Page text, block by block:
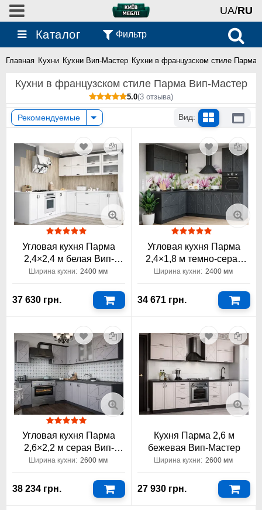
UA/RU
Каталог Фильтр
Главная Кухни Кухни Вип-Мастер Кухни в французском стиле Парма
Кухни в французском стиле Парма Вип-Мастер
5.0(3 отзыва)
Рекомендуемые Вид:
Угловая кухня Парма
2,4×2,4 м белая Вип-
Мастер
Ширина кухни: 2400 мм
37 630 грн.
Угловая кухня Парма
2,4×1,8 м темно-серая
Вип-Мастер
Ширина кухни: 2400 мм
34 671 грн.
Угловая кухня Парма
2,6×2,2 м серая Вип-
Мастер
Ширина кухни: 2600 мм
38 234 грн.
Кухня Парма 2,6 м
бежевая Вип-Мастер
Ширина кухни: 2600 мм
27 930 грн.